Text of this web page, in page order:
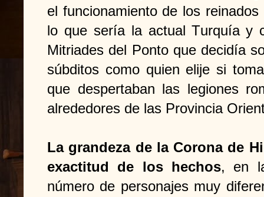
el funcionamiento de los
lo que sería la actual Turquía y
Mitriades del Ponto que decidía
súbditos como quien elije si
que despertaban las legiones
alrededores de las Provincia
La grandeza de la Corona de
exactitud de los hechos, en
número de personajes muy